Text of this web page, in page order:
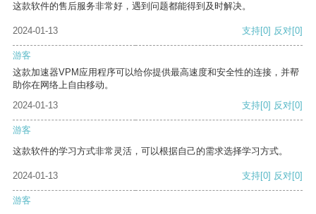
这款软件的售后服务非常好，遇到问题都能得到及时解决。
2024-01-13 支持[0] 反对[0]
游客
这款加速器VPM应用程序可以给你提供最高速度和安全性的连接，并帮
助你在网络上自由移动。
2024-01-13
支持[0] 反对[0]
游客
这款软件的学习方式非常灵活，可以根据自己的需求选择学习方式。
2024-01-13 支持[0] 反对[0]
游客